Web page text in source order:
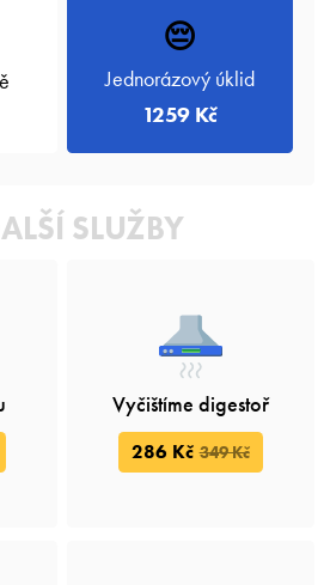
😔
Jednorázový úklid
1259 Kč
SLUŽBY
Vyčištíme digestoř
286 Kč 349 Kč